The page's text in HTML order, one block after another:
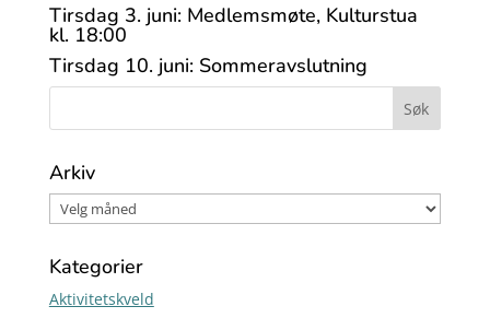
Tirsdag 3. juni: Medlemsmøte, Kulturstua
kl. 18:00
Tirsdag 10. juni: Sommeravslutning
Arkiv
Kategorier
Aktivitetskveld